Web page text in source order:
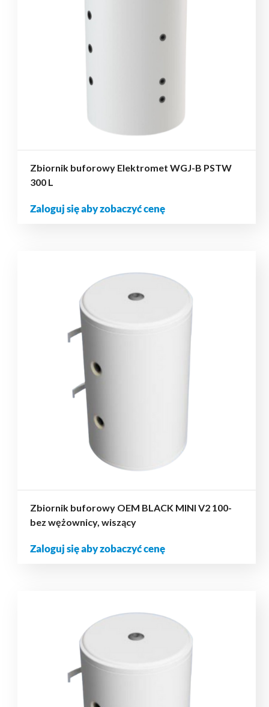
Zbiornik buforowy Elektromet WGJ-B PSTW
300 L
Zaloguj się aby zobaczyć cenę
Zbiornik buforowy OEM BLACK MINI V2 100-
bez wężownicy, wiszący
Zaloguj się aby zobaczyć cenę